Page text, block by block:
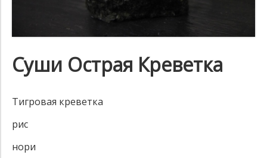
Суши Острая Креветка
Тигровая креветка
рис
нори